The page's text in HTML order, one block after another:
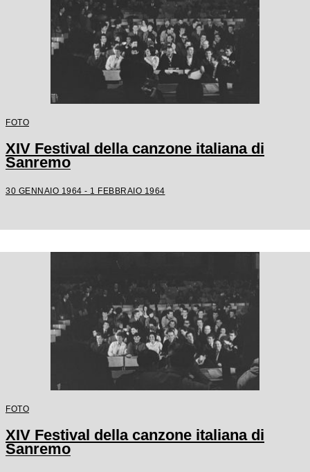
FOTO
XIV Festival della canzone italiana di
Sanremo
30 GENNAIO 1964 - 1 FEBBRAIO 1964
FOTO
XIV Festival della canzone italiana di
Sanremo